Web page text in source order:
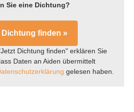
Sie eine Dichtung?
Dichtung finden »
Dichtung finden" erklären Sie
Daten an Aiden übermittelt
gelesen haben.